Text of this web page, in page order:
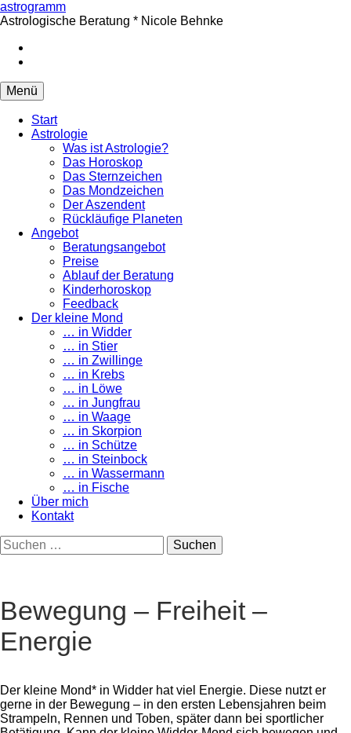
Springe
zum
astrogramm
Astrologische Beratung * Nicole Behnke
Menü
Start
Astrologie
Was ist Astrologie?
Das Horoskop
Das Sternzeichen
Das Mondzeichen
Der Aszendent
Rückläufige Planeten
Angebot
Beratungsangebot
Preise
Ablauf der Beratung
Kinderhoroskop
Feedback
Der kleine Mond
… in Widder
… in Stier
… in Zwillinge
… in Krebs
… in Löwe
… in Jungfrau
… in Waage
… in Skorpion
… in Schütze
… in Steinbock
… in Wassermann
… in Fische
Über mich
Kontakt
Suchen
nach:
Bewegung – Freiheit –
Energie
Der kleine Mond* in Widder hat viel Energie. Diese nutzt er
gerne in der Bewegung – in den ersten Lebensjahren beim
Strampeln, Rennen und Toben, später dann bei sportlicher